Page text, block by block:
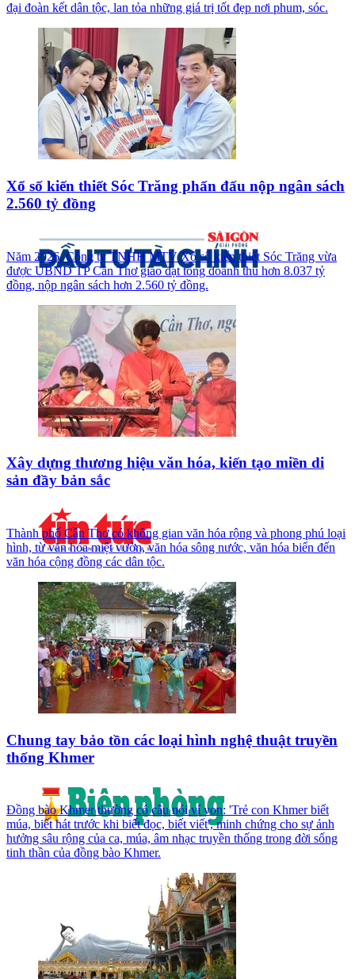
đại đoàn kết dân tộc, lan tỏa những giá trị tốt đẹp nơi phum, sóc.
Xổ số kiến thiết Sóc Trăng phấn đấu nộp ngân sách
2.560 tỷ đồng
Năm 2026, Công ty TNHH MTV Xổ số kiến thiết Sóc Trăng vừa
được UBND TP Cần Thơ giao đạt tổng doanh thu hơn 8.037 tỷ
đồng, nộp ngân sách hơn 2.560 tỷ đồng.
Xây dựng thương hiệu văn hóa, kiến tạo miền di
sản đầy bản sắc
Thành phố Cần Thơ có không gian văn hóa rộng và phong phú loại
hình, từ văn hóa miệt vườn, văn hóa sông nước, văn hóa biển đến
văn hóa cộng đồng các dân tộc.
Chung tay bảo tồn các loại hình nghệ thuật truyền
thống Khmer
Đồng bào Khmer thường có câu nói ví von: 'Trẻ con Khmer biết
múa, biết hát trước khi biết đọc, biết viết', minh chứng cho sự ảnh
hưởng sâu rộng của ca, múa, âm nhạc truyền thống trong đời sống
tinh thần của đồng bào Khmer.